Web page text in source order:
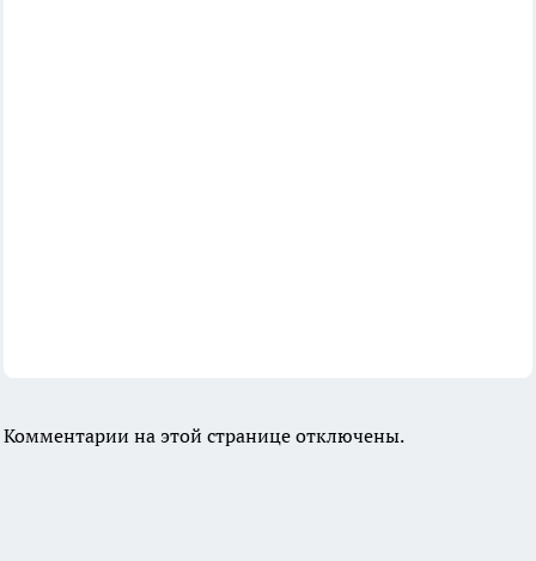
Комментарии на этой странице отключены.